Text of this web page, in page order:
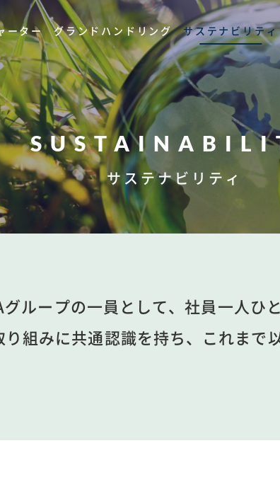
ーター グランドハンドリング サステナビリティ
サステナビリティ
グループの一員として、社員一人ひ
り組みに共通認識を持ち、これまで